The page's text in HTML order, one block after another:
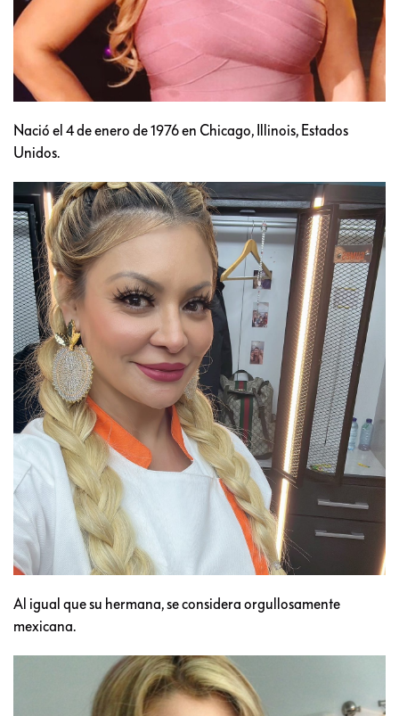
Nació el 4 de enero de 1976 en Chicago, Illinois, Estados
Unidos.
Al igual que su hermana, se considera orgullosamente
mexicana.